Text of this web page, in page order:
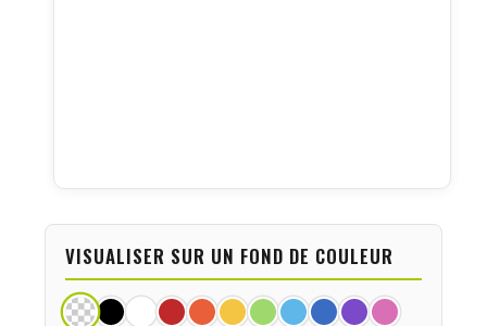
VISUALISER SUR UN FOND DE COULEUR